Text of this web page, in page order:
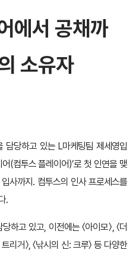
에서 공채까
소유자
담당하고 있는 L마케팅팀 제세영입
(컴투스 플레이어)’로 첫 인연을 맺
사까지. 컴투스의 인사 프로세스를
.
고 있고, 이전에는 〈아이모〉, 〈더
리거〉, 〈낚시의 신: 크루〉 등 다양한